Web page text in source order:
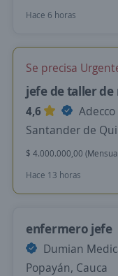
Hace 6 horas
Se precisa
jefe de taller de
4,6
Santander de
$ 4.000.000,00
Hace 13 horas
enfermero jefe
Dumian
Popayán, Cauca